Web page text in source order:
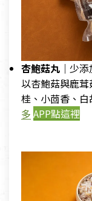
杏鮑菇丸｜ 少添
以杏鮑菇與鹿
桂、小茴香、
多 APP點這裡